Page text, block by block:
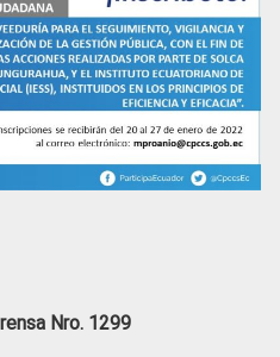
Nro. 1299